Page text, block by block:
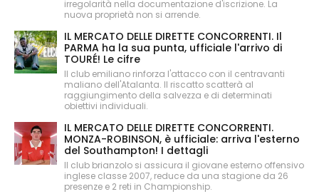
irregolarità nella documentazione d'iscrizione. La
nuova proprietà non si arrende.
IL MERCATO DELLE DIRETTE CONCORRENTI. Il
PARMA ha la sua punta, ufficiale l'arrivo di
TOURÉ! Le cifre
Il club emiliano rinforza l'attacco con il centravanti
maliano dell'Atalanta. Il riscatto scatterà al
raggiungimento della salvezza e di determinati
obiettivi individuali.
IL MERCATO DELLE DIRETTE CONCORRENTI.
MONZA-ROBINSON, è ufficiale: arriva l'esterno
del Southampton! I dettagli
Il club brianzolo si assicura il giovane esterno offensivo
inglese classe 2007, reduce da una stagione da 26
presenze e 2 reti in Championship.